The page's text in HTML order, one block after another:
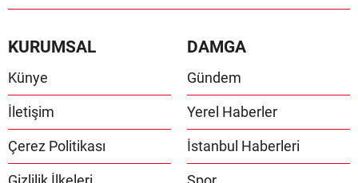
KURUMSAL
Künye
İletişim
Çerez Politikası
DAMGA
Gündem
Yerel Haberler
İstanbul Haberleri